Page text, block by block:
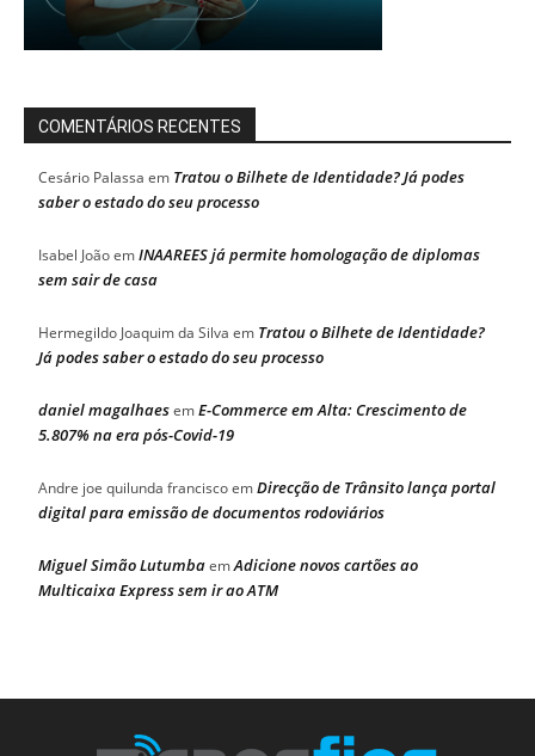
COMENTÁRIOS RECENTES
Cesário Palassa em Tratou o Bilhete de Identidade? Já podes
saber o estado do seu processo
Isabel JoãoemINAAREES já permite homologação de diplomas
sem sair de casa
Hermegildo Joaquim da Silva em Tratou o Bilhete de Identidade?
Já podes saber o estado do seu processo
daniel magalhaesemE-Commerce em Alta: Crescimento de
5.807% na era pós-Covid-19
Andre joe quilunda franciscoemDirecção de Trânsito lança portal
digital para emissão de documentos rodoviários
Miguel Simão LutumbaemAdicione novos cartões ao
Multicaixa Express sem ir ao ATM